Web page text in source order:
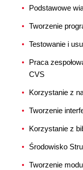
Podstawowe
Tworzenie
Testowanie i
Praca
CVS
Korzystanie z
Tworzenie
Korzystanie z
Środowisko
Tworzenie